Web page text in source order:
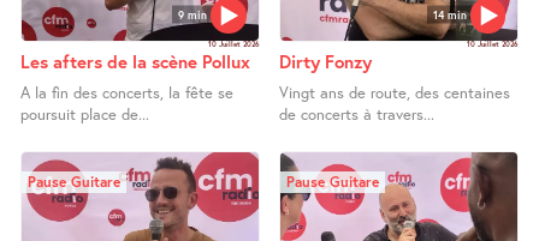
9 min
10 Juillet 2026
Les afters de la scène Pollux
A la fin des concerts, la fête se
poursuit place de...
14 min
10 Juillet 2026
Dirty Fonzy
Vingt ans de route, des centaines
de concerts à travers...
Pause Guitare Pause Guitare